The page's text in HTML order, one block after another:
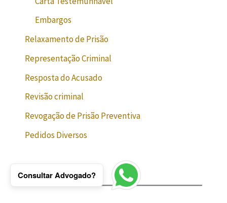
Embargos
Relaxamento de Prisão
Representação Criminal
Resposta do Acusado
Revisão criminal
Revogação de Prisão Preventiva
Pedidos Diversos
Consultar Advogado?